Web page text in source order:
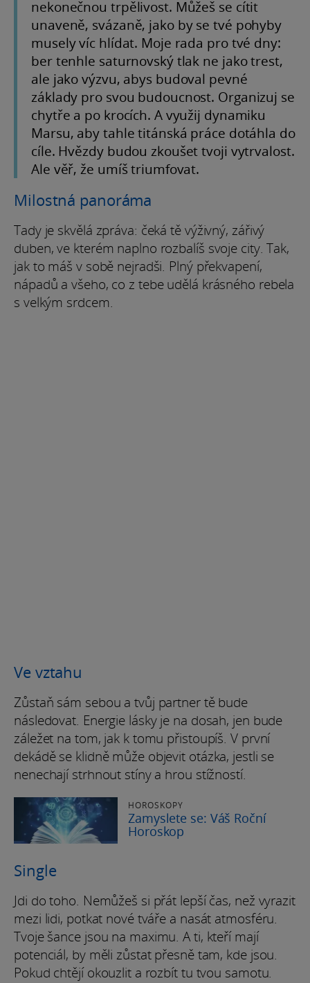
nekonečnou trpělivost. Můžeš se cítit
unaveně, svázaně, jako by se tvé pohyby
musely víc hlídat. Moje rada pro tvé dny:
ber tenhle saturnovský tlak ne jako trest,
ale jako výzvu, abys budoval pevné
základy pro svou budoucnost. Organizuj se
chytře a po krocích. A využij dynamiku
Marsu, aby tahle titánská práce dotáhla do
cíle. Hvězdy budou zkoušet tvoji vytrvalost.
Ale věř, že umíš triumfovat.
Milostná panoráma
Tady je skvělá zpráva: čeká tě výživný, zářivý
duben, ve kterém naplno rozbalíš svoje city. Tak,
jak to máš v sobě nejradši. Plný překvapení,
nápadů a všeho, co z tebe udělá krásného rebela
s velkým srdcem.
Ve vztahu
Zůstaň sám sebou a tvůj partner tě bude
následovat. Energie lásky je na dosah, jen bude
záležet na tom, jak k tomu přistoupíš. V první
dekádě se klidně může objevit otázka, jestli se
nenechají strhnout stíny a hrou stížností.
HOROSKOPY
Zamyslete se: Váš Roční
Horoskop
Single
Jdi do toho. Nemůžeš si přát lepší čas, než vyrazit
mezi lidi, potkat nové tváře a nasát atmosféru.
Tvoje šance jsou na maximu. A ti, kteří mají
potenciál, by měli zůstat přesně tam, kde jsou.
Pokud chtějí okouzlit a rozbít tu tvou samotu.